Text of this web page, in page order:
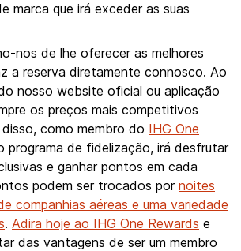
marca que irá exceder as suas
nos de lhe oferecer as melhores
a reserva diretamente connosco. Ao
nosso website oficial ou aplicação
os preços mais competitivos
como membro do IHG One
programa de fidelização, irá desfrutar
e ganhar pontos em cada
podem ser trocados por noites
companhias aéreas e uma variedade
. Adira hoje ao IHG One Rewards e
das vantagens de ser um membro